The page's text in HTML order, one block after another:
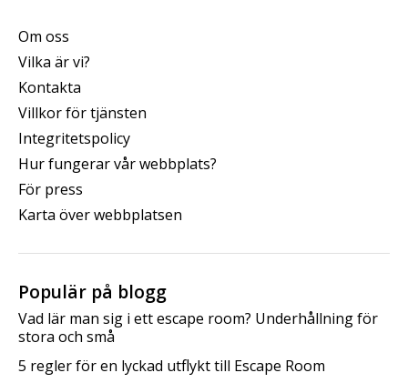
Om oss
Vilka är vi?
Kontakta
Villkor för tjänsten
Integritetspolicy
Hur fungerar vår webbplats?
För press
Karta över webbplatsen
Populär på blogg
Vad lär man sig i ett escape room? Underhållning för
stora och små
5 regler för en lyckad utflykt till Escape Room